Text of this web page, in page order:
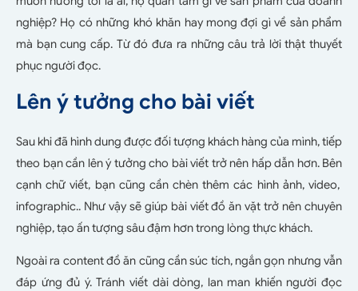
nghiệp? Họ có những khó khăn hay mong đợi gì về sản phẩm
mà bạn cung cấp. Từ đó đưa ra những câu trả lời thật thuyết
phục người đọc.
Lên ý tưởng cho bài viết
Sau khi đã hình dung được đối tượng khách hàng của mình, tiếp
theo bạn cần lên ý tưởng cho bài viết trở nên hấp dẫn hơn. Bên
cạnh chữ viết, bạn cũng cần chèn thêm các hình ảnh, video,
infographic.. Như vậy sẽ giúp bài viết đồ ăn vặt trở nên chuyên
nghiệp, tạo ấn tượng sâu đậm hơn trong lòng thực khách.
Ngoài ra content đồ ăn cũng cần súc tích, ngắn gọn nhưng vẫn
đáp ứng đủ ý. Tránh viết dài dòng, lan man khiến người đọc